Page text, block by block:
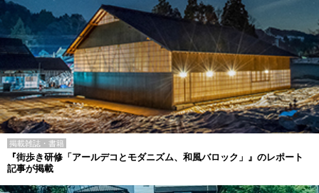
掲載雑誌・書籍
『街歩き研修「アールデコとモダニズム、和風バロック」』のレポート
記事が掲載